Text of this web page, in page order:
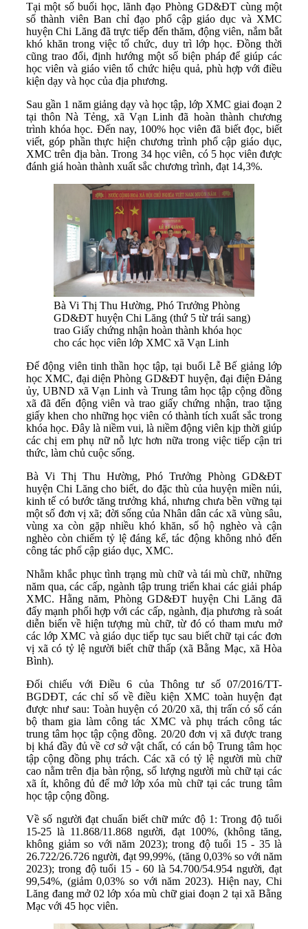
Tại một số buổi học, lãnh đạo Phòng GD&ĐT cùng một
số thành viên Ban chỉ đạo phổ cập giáo dục và XMC
huyện Chi Lăng đã trực tiếp đến thăm, động viên, nắm bắt
khó khăn trong việc tổ chức, duy trì lớp học. Đồng thời
cũng trao đổi, định hướng một số biện pháp để giúp các
học viên và giáo viên tổ chức hiệu quả, phù hợp với điều
kiện dạy và học của địa phương.
Sau gần 1 năm giảng dạy và học tập, lớp XMC giai đoạn 2
tại thôn Nà Tẻng, xã Vạn Linh đã hoàn thành chương
trình khóa học. Đến nay, 100% học viên đã biết đọc, biết
viết, góp phần thực hiện chương trình phổ cập giáo dục,
XMC trên địa bàn. Trong 34 học viên, có 5 học viên được
đánh giá hoàn thành xuất sắc chương trình, đạt 14,3%.
Bà Vi Thị Thu Hường, Phó Trưởng Phòng
GD&ĐT huyện Chi Lăng (thứ 5 từ trái sang)
trao Giấy chứng nhận hoàn thành khóa học
cho các học viên lớp XMC xã Vạn Linh
Để động viên tinh thần học tập, tại buổi Lễ Bế giảng lớp
học XMC, đại diện Phòng GD&ĐT huyện, đại điện Đảng
ủy, UBND xã Vạn Linh và Trung tâm học tập cộng đồng
xã đã đến động viên và trao giấy chứng nhận, trao tặng
giấy khen cho những học viên có thành tích xuất sắc trong
khóa học. Đây là niềm vui, là niềm động viên kịp thời giúp
các chị em phụ nữ nỗ lực hơn nữa trong việc tiếp cận tri
thức, làm chủ cuộc sống.
Bà Vi Thị Thu Hường, Phó Trưởng Phòng GD&ĐT
huyện Chi Lăng cho biết, do đặc thù của huyện miền núi,
kinh tế có bước tăng trưởng khá, nhưng chưa bền vững tại
một số đơn vị xã; đời sống của Nhân dân các xã vùng sâu,
vùng xa còn gặp nhiều khó khăn, số hộ nghèo và cận
nghèo còn chiếm tỷ lệ đáng kể, tác động không nhỏ đến
công tác phổ cập giáo dục, XMC.
Nhằm khắc phục tình trạng mù chữ và tái mù chữ, những
năm qua, các cấp, ngành tập trung triển khai các giải pháp
XMC. Hằng năm, Phòng GD&ĐT huyện Chi Lăng đã
đẩy mạnh phối hợp với các cấp, ngành, địa phương rà soát
diễn biến về hiện tượng mù chữ, từ đó có tham mưu mở
các lớp XMC và giáo dục tiếp tục sau biết chữ tại các đơn
vị xã có tỷ lệ người biết chữ thấp (xã Bằng Mạc, xã Hòa
Bình).
Đối chiếu với Điều 6 của Thông tư số 07/2016/TT-
BGDĐT, các chỉ số về điều kiện XMC toàn huyện đạt
được như sau: Toàn huyện có 20/20 xã, thị trấn có số cán
bộ tham gia làm công tác XMC và phụ trách công tác
trung tâm học tập cộng đồng. 20/20 đơn vị xã được trang
bị khá đầy đủ về cơ sở vật chất, có cán bộ Trung tâm học
tập cộng đồng phụ trách. Các xã có tỷ lệ người mù chữ
cao nằm trên địa bàn rộng, số lượng người mù chữ tại các
xã ít, không đủ để mở lớp xóa mù chữ tại các trung tâm
học tập cộng đồng.
Về số người đạt chuẩn biết chữ mức độ 1: Trong độ tuổi
15-25 là 11.868/11.868 người, đạt 100%, (không tăng,
không giảm so với năm 2023); trong độ tuổi 15 - 35 là
26.722/26.726 người, đạt 99,99%, (tăng 0,03% so với năm
2023); trong độ tuổi 15 - 60 là 54.700/54.954 người, đạt
99,54%, (giảm 0,03% so với năm 2023). Hiện nay, Chi
Lăng đang mở 02 lớp xóa mù chữ giai đoạn 2 tại xã Bằng
Mạc với 45 học viên.